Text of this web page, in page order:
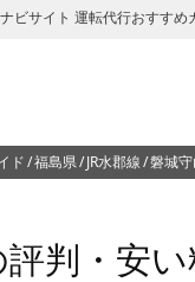
ビサイト 運転代行おすす
ド 福島県 JR水郡線 磐城
判・安